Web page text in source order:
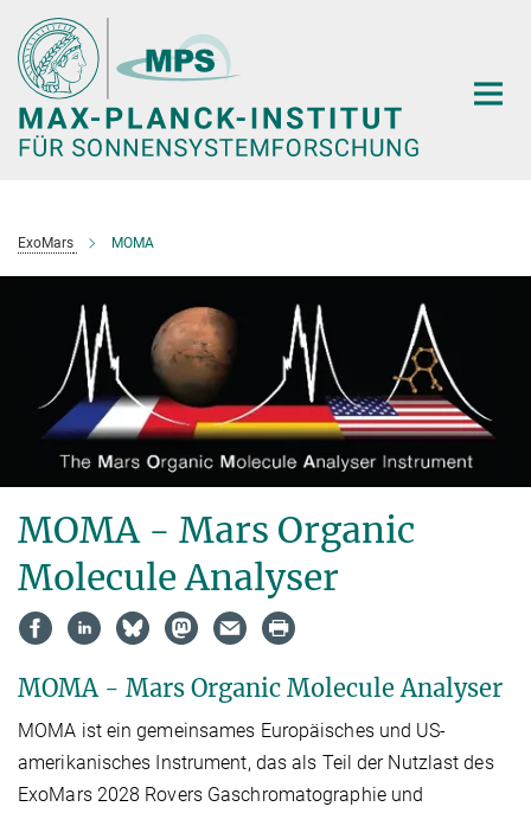
Hauptinhalt
ExoMars MOMA
MOMA - Mars Organic
MoleculeAnalyser
MOMA - Mars Organic Molecule Analyser
MOMA ist ein gemeinsames Europäisches und US-
amerikanisches Instrument, das als Teil der Nutzlast des
ExoMars 2028 Rovers Gaschromatographie und